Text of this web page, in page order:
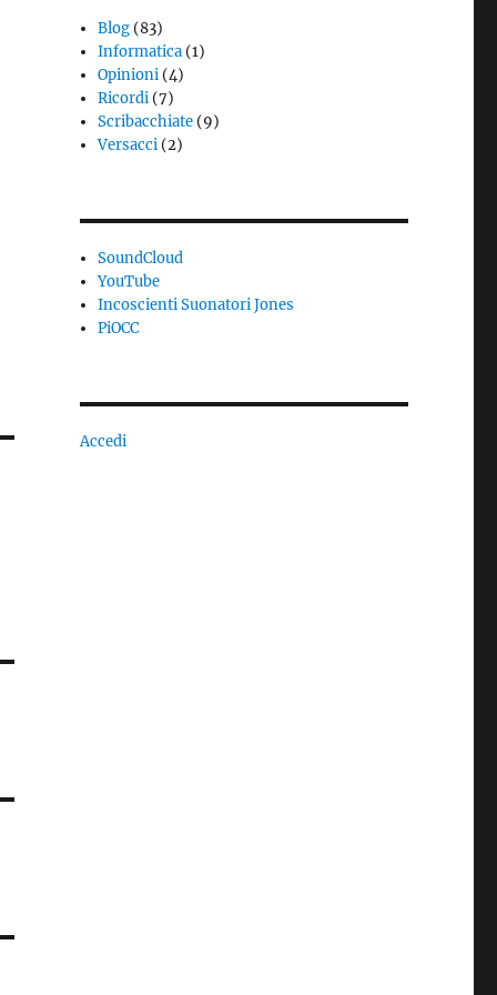
Blog (83)
Informatica (1)
Opinioni (4)
Ricordi (7)
Scribacchiate (9)
Versacci (2)
SoundCloud
YouTube
Incoscienti Suonatori Jones
PiOCC
Accedi